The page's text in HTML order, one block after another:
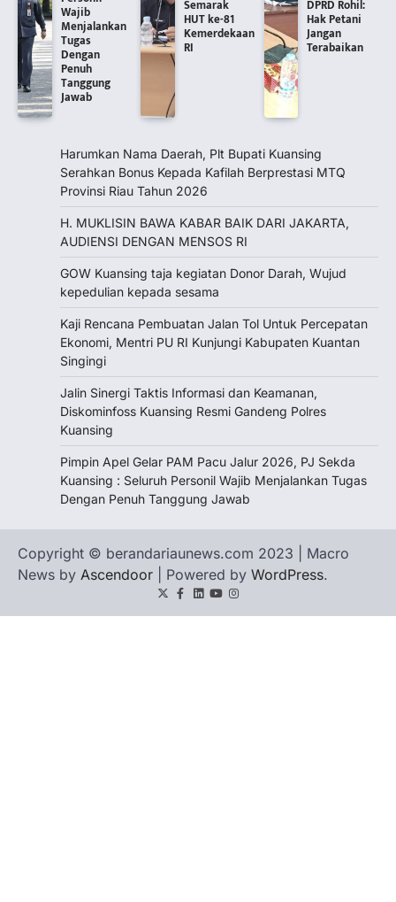
Wajib
Menjalankan
Tugas
Dengan
Penuh
Tanggung
Jawab
Semarak
HUT ke-81
Kemerdekaan
RI
DPRD Rohil:
Hak Petani
Jangan
Terabaikan
Harumkan Nama Daerah, Plt Bupati Kuansing
Serahkan Bonus Kepada Kafilah Berprestasi MTQ
Provinsi Riau Tahun 2026
H. MUKLISIN BAWA KABAR BAIK DARI JAKARTA,
‎AUDIENSI DENGAN MENSOS RI
GOW Kuansing taja kegiatan Donor Darah, Wujud
kepedulian kepada sesama
Kaji Rencana Pembuatan Jalan Tol Untuk Percepatan
Ekonomi, Mentri PU RI Kunjungi Kabupaten Kuantan
Singingi
Jalin Sinergi Taktis Informasi dan Keamanan,
Diskominfoss Kuansing Resmi Gandeng Polres
Kuansing
Pimpin Apel Gelar PAM Pacu Jalur 2026, PJ Sekda
Kuansing : Seluruh Personil Wajib Menjalankan Tugas
Dengan Penuh Tanggung Jawab
Copyright © berandariaunews.com 2023 | Macro
News by Ascendoor | Powered by WordPress.